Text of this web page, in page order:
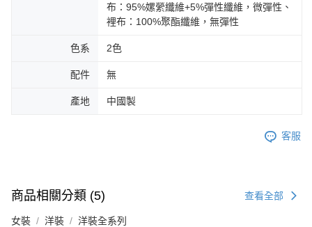
布：95%嫘縈纖維+5%彈性纖維，微彈性、
裡布：100%聚酯纖維，無彈性
色系 2色
配件 無
產地 中國製
客服
商品相關分類 (5) 查看全部
女裝 洋裝 洋裝全系列